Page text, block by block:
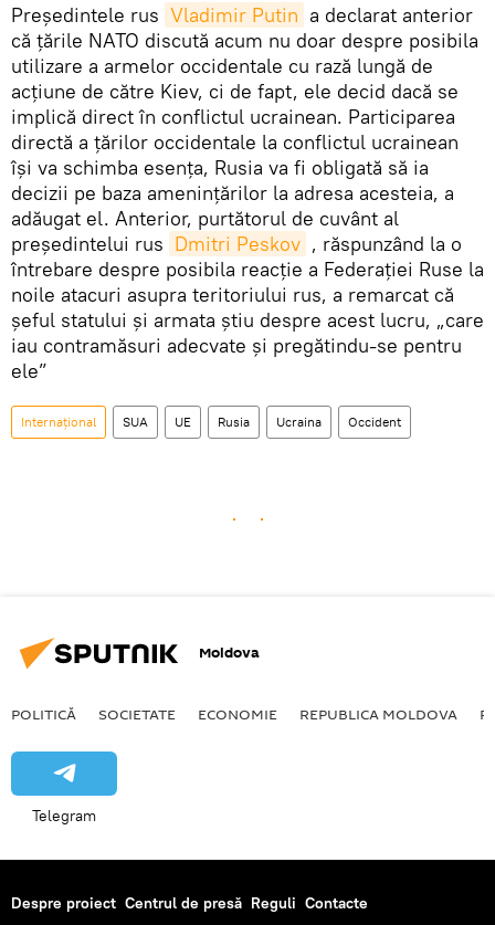
Președintele rus Vladimir Putin a declarat anterior
că țările NATO discută acum nu doar despre posibila
utilizare a armelor occidentale cu rază lungă de
acțiune de către Kiev, ci de fapt, ele decid dacă se
implică direct în conflictul ucrainean. Participarea
directă a țărilor occidentale la conflictul ucrainean
își va schimba esența, Rusia va fi obligată să ia
decizii pe baza amenințărilor la adresa acesteia, a
adăugat el. Anterior, purtătorul de cuvânt al
președintelui rus Dmitri Peskov , răspunzând la o
întrebare despre posibila reacție a Federației Ruse la
noile atacuri asupra teritoriului rus, a remarcat că
șeful statului și armata știu despre acest lucru, „care
iau contramăsuri adecvate și pregătindu-se pentru
ele”
Internațional SUA UE Rusia Ucraina Occident
Moldova
POLITICĂ SOCIETATE ECONOMIE REPUBLICA MOLDOVA
Telegram
Despre proiect Centrul de presă Reguli Contacte